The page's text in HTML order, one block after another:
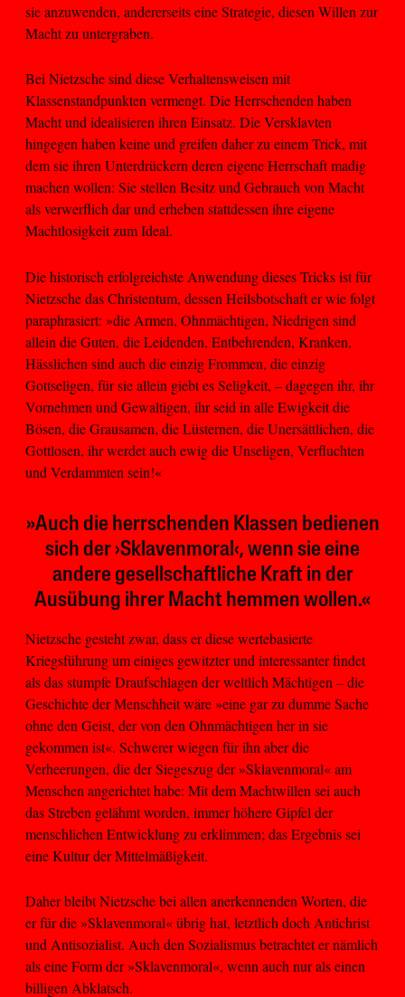
sie anzuwenden, andererseits eine Strategie, diesen Willen zur
Macht zu untergraben.
Bei Nietzsche sind diese Verhaltensweisen mit
Klassenstandpunkten vermengt. Die Herrschenden haben
Macht und idealisieren ihren Einsatz. Die Versklavten
hingegen haben keine und greifen daher zu einem Trick, mit
dem sie ihren Unterdrückern deren eigene Herrschaft madig
machen wollen: Sie stellen Besitz und Gebrauch von Macht
als verwerflich dar und erheben stattdessen ihre eigene
Machtlosigkeit zum Ideal.
Die historisch erfolgreichste Anwendung dieses Tricks ist für
Nietzsche das Christentum, dessen Heilsbotschaft er wie folgt
paraphrasiert: »die Armen, Ohnmächtigen, Niedrigen sind
allein die Guten, die Leidenden, Entbehrenden, Kranken,
Hässlichen sind auch die einzig Frommen, die einzig
Gottseligen, für sie allein giebt es Seligkeit, – dagegen ihr, ihr
Vornehmen und Gewaltigen, ihr seid in alle Ewigkeit die
Bösen, die Grausamen, die Lüsternen, die Unersättlichen, die
Gottlosen, ihr werdet auch ewig die Unseligen, Verfluchten
und Verdammten sein!«
»Auch die herrschenden Klassen bedienen
sich der ›Sklavenmoral‹, wenn sie eine
andere gesellschaftliche Kraft in der
Ausübung ihrer Macht hemmen wollen.«
Nietzsche gesteht zwar, dass er diese wertebasierte
Kriegsführung um einiges gewitzter und interessanter findet
als das stumpfe Draufschlagen der weltlich Mächtigen – die
Geschichte der Menschheit wäre »eine gar zu dumme Sache
ohne den Geist, der von den Ohnmächtigen her in sie
gekommen ist«. Schwerer wiegen für ihn aber die
Verheerungen, die der Siegeszug der »Sklavenmoral« am
Menschen angerichtet habe: Mit dem Machtwillen sei auch
das Streben gelähmt worden, immer höhere Gipfel der
menschlichen Entwicklung zu erklimmen; das Ergebnis sei
eine Kultur der Mittelmäßigkeit.
Daher bleibt Nietzsche bei allen anerkennenden Worten, die
er für die »Sklavenmoral« übrig hat, letztlich doch Antichrist
und Antisozialist. Auch den Sozialismus betrachtet er nämlich
als eine Form der »Sklavenmoral«, wenn auch nur als einen
billigen Abklatsch.